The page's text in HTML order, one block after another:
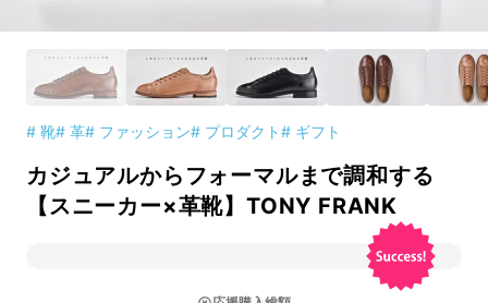
# 靴# 革# ファッション# プロダクト# ギフト
カジュアルからフォーマルまで調和する
【スニーカー×革靴】TONY FRANK